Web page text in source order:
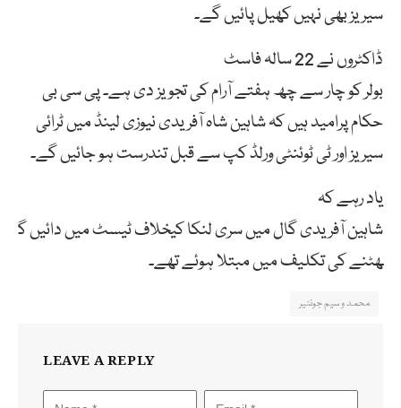
سیریز بھی نہیں کھیل پائیں گے۔
ڈاکٹروں
نے 22 سالہ فاسٹ
بولرکوچارسےچھہفتےآرامکیتجویز دی ہے۔ پی سی بی
حکام پرامید ہیں کہ شاہین شاہ آفریدی نیوزی لینڈ میں ٹرائی
سیریز اور ٹی ٹوئنٹی ورلڈ کپ سے قبل تندرست ہو جائیں گے۔
یاد رہے کہ
شاہینآفریدیگالمیںسریلنکاکیخلافٹیسٹمیںدائیںگ
ھٹنےکیتکلیفمیںمبتلاہوئےتھے۔
محمد وسیم جونئیر
LEAVE A REPLY